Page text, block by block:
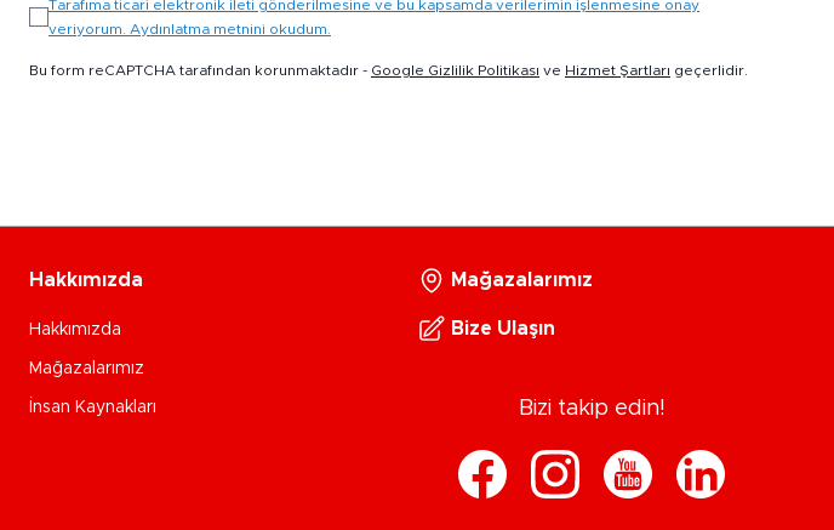
Tarafıma ticari elektronik ileti gönderilmesine ve bu kapsamda verilerimin işlenmesine onay
veriyorum. Aydınlatma metnini okudum.
Bu form reCAPTCHA tarafından korunmaktadır - Google Gizlilik Politikası ve Hizmet Şartları geçerlidir.
Hakkımızda
Hakkımızda
Mağazalarımız
İnsan Kaynakları
Mağazalarımız
Bize Ulaşın
Bizi takip edin!